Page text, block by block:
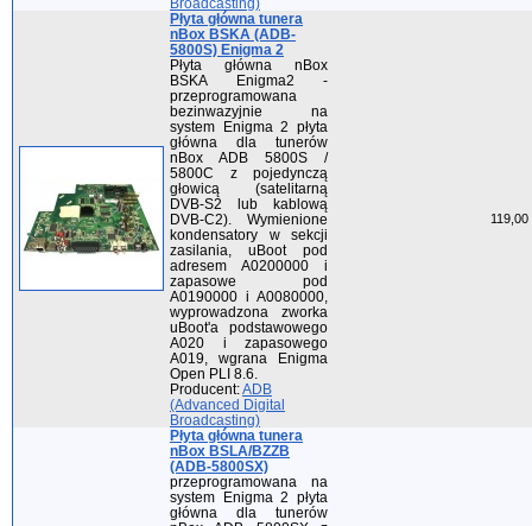
Płyta główna tunera
nBox BSKA (ADB-
5800S) Enigma 2
Płyta główna nBox
BSKA Enigma2 -
przeprogramowana
bezinwazyjnie na
system Enigma 2 płyta
główna dla tunerów
nBox ADB 5800S /
5800C z pojedynczą
głowicą (satelitarną
DVB-S2 lub kablową
DVB-C2). Wymienione
kondensatory w sekcji
zasilania, uBoot pod
adresem A0200000 i
zapasowe pod
A0190000 i A0080000,
wyprowadzona zworka
uBoot'a podstawowego
A020 i zapasowego
A019, wgrana Enigma
Open PLI 8.6.
Producent:ADB
(Advanced Digital
Broadcasting)
119,00
Płyta główna tunera
nBox BSLA/BZZB
(ADB-5800SX)
przeprogramowana na
system Enigma 2 płyta
główna dla tunerów